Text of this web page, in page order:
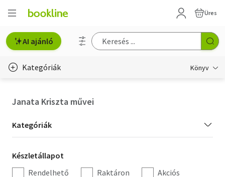
Üres
AI ajánló
Kategóriák Könyv
Hobbi, szabadidő
Janata Kriszta művei
Kategória
szűrés
Kategóriák
Készletállapot
szűrés
Készletállapot
Rendelhető
Raktáron Akciós